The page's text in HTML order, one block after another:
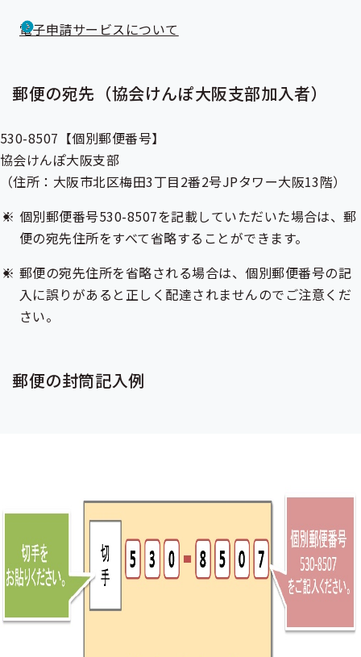
電子申請サービスについて
郵便の宛先（協会けんぽ大阪支部加入者）
530-8507【個別郵便番号】
協会けんぽ大阪支部
（住所：大阪市北区梅田3丁目2番2号JPタワー大阪13階）
個別郵便番号530-8507を記載していただいた場合は、郵
便の宛先住所をすべて省略することができます。
郵便の宛先住所を省略される場合は、個別郵便番号の記
入に誤りがあると正しく配達されませんのでご注意くだ
さい。
郵便の封筒記入例